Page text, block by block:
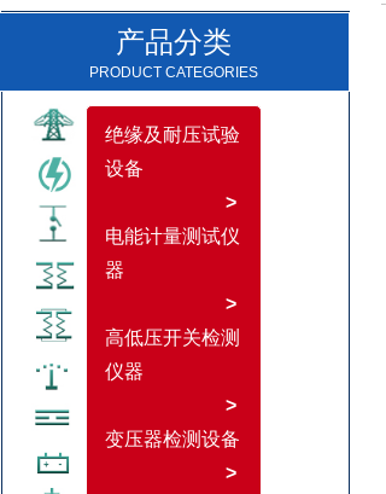
绝缘及耐压试验
设备
>
电能计量测试仪
器
>
高低压开关检测
仪器
>
变压器检测设备
>
产品分类
PRODUCT CATEGORIES